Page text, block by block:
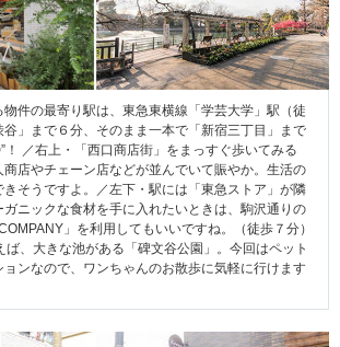
件の最寄り駅は、東急東横線「学芸大学」駅（徒
」まで６分、そのまま一本で「新宿三丁目」まで
！ ／右上・「西口商店街」をまっすぐ歩いてみる
商店やチェーン店などが並んでいて賑やか。生活の
そうですよ。／左下・駅には「東急ストア」が隣
ニックな食材を手に入れたいときは、駒沢通りの
」を利用してもいいですね。（徒歩７分）
ば、大きな池がある「碑文谷公園」。今回はペット
ンなので、ワンちゃんのお散歩に気軽に行けます